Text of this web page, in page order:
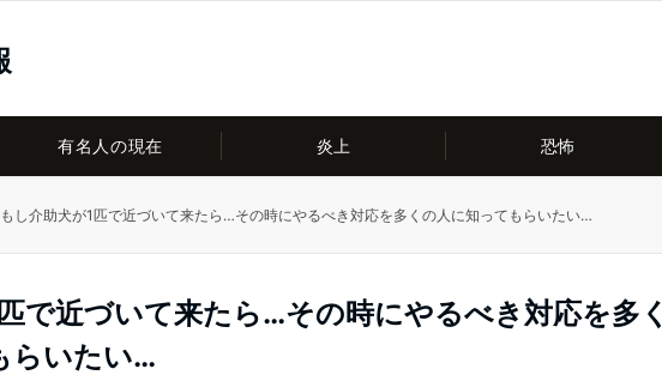
有名人の現在 炎上 恐怖
もし介助犬が1匹で近づいて来たら…その時にやるべき対応を多くの人に知ってもらいたい…
で近づいて来たら…その時にやるべき対応を多く
らいたい…